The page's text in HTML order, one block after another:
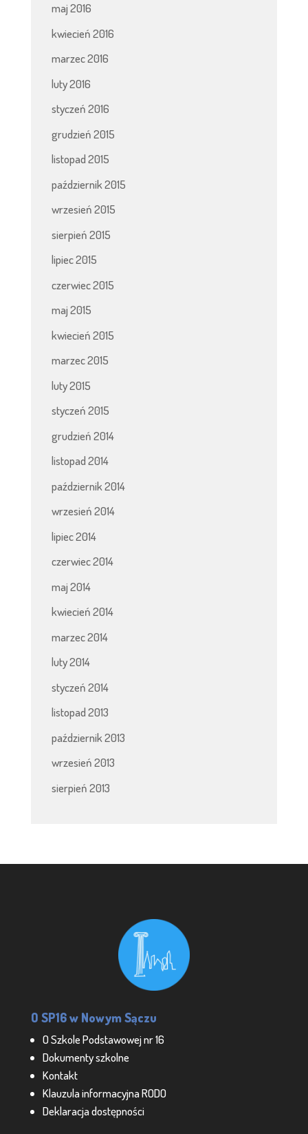
maj 2016
kwiecień 2016
marzec 2016
luty 2016
styczeń 2016
grudzień 2015
listopad 2015
październik 2015
wrzesień 2015
sierpień 2015
lipiec 2015
czerwiec 2015
maj 2015
kwiecień 2015
marzec 2015
luty 2015
styczeń 2015
grudzień 2014
listopad 2014
październik 2014
wrzesień 2014
lipiec 2014
czerwiec 2014
maj 2014
kwiecień 2014
marzec 2014
luty 2014
styczeń 2014
listopad 2013
październik 2013
wrzesień 2013
sierpień 2013
O SP16 w Nowym Sączu
O Szkole Podstawowej nr 16
Dokumenty szkolne
Kontakt
Klauzula informacyjna RODO
Deklaracja dostępności